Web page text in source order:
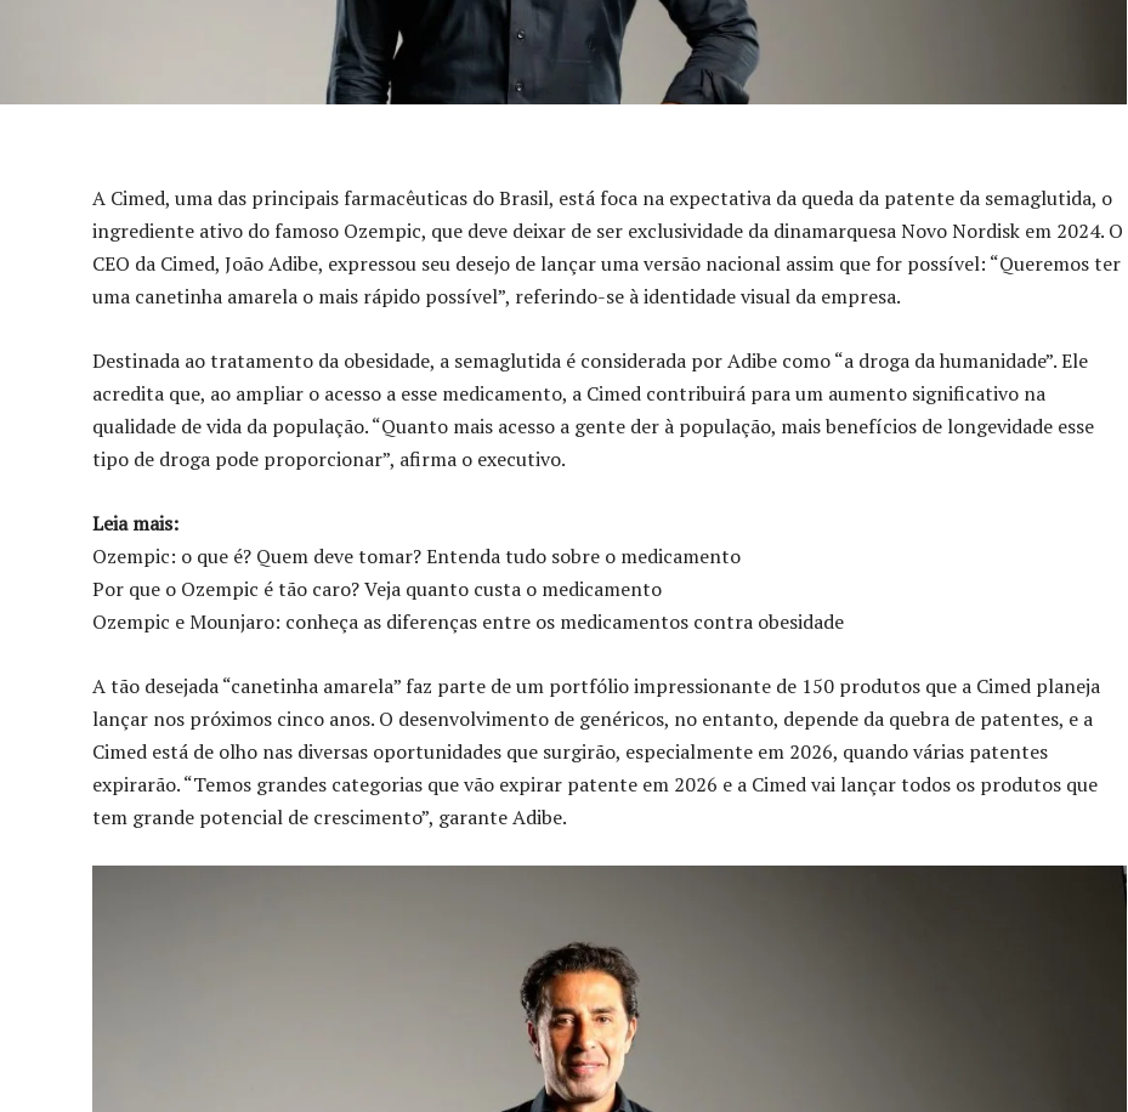
A Cimed, uma das principais farmacêuticas do Brasil, está foca na expectativa da queda da patente da semaglutida, o
ingrediente ativo do famoso Ozempic, que deve deixar de ser exclusividade da dinamarquesa Novo Nordisk em 2024. O
CEO da Cimed, João Adibe, expressou seu desejo de lançar uma versão nacional assim que for possível: “Queremos ter
uma canetinha amarela o mais rápido possível”, referindo-se à identidade visual da empresa.
Destinada ao tratamento da obesidade, a semaglutida é considerada por Adibe como “a droga da humanidade”. Ele
acredita que, ao ampliar o acesso a esse medicamento, a Cimed contribuirá para um aumento significativo na
qualidade de vida da população. “Quanto mais acesso a gente der à população, mais benefícios de longevidade esse
tipo de droga pode proporcionar”, afirma o executivo.
Leia mais:
Ozempic: o que é? Quem deve tomar? Entenda tudo sobre o medicamento
Por que o Ozempic é tão caro? Veja quanto custa o medicamento
Ozempic e Mounjaro: conheça as diferenças entre os medicamentos contra obesidade
A tão desejada “canetinha amarela” faz parte de um portfólio impressionante de 150 produtos que a Cimed planeja
lançar nos próximos cinco anos. O desenvolvimento de genéricos, no entanto, depende da quebra de patentes, e a
Cimed está de olho nas diversas oportunidades que surgirão, especialmente em 2026, quando várias patentes
expirarão. “Temos grandes categorias que vão expirar patente em 2026 e a Cimed vai lançar todos os produtos que
tem grande potencial de crescimento”, garante Adibe.